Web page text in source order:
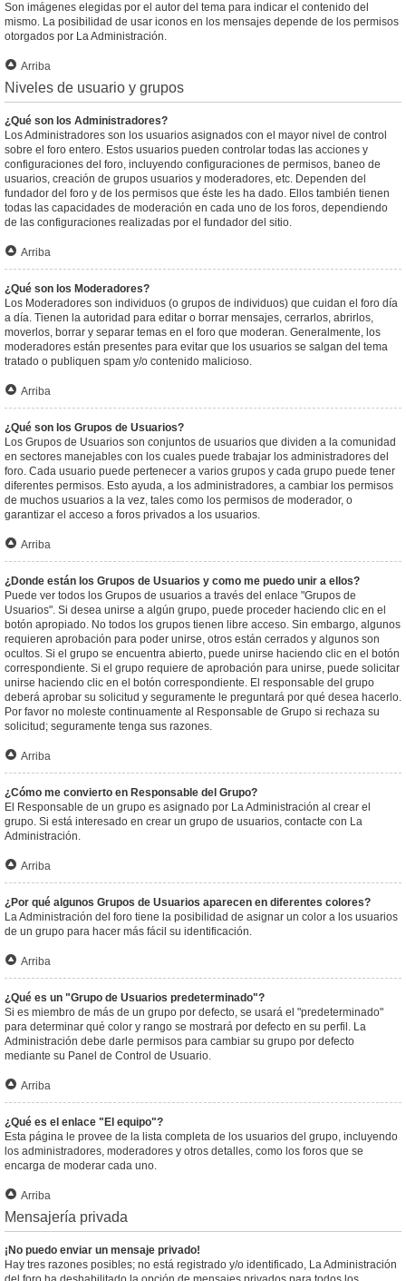
Son imágenes elegidas por el autor del tema para indicar el contenido del
mismo. La posibilidad de usar iconos en los mensajes depende de los permisos
otorgados por La Administración.
Arriba
Niveles de usuario y grupos
¿Qué son los Administradores?
Los Administradores son los usuarios asignados con el mayor nivel de control
sobre el foro entero. Estos usuarios pueden controlar todas las acciones y
configuraciones del foro, incluyendo configuraciones de permisos, baneo de
usuarios, creación de grupos usuarios y moderadores, etc. Dependen del
fundador del foro y de los permisos que éste les ha dado. Ellos también tienen
todas las capacidades de moderación en cada uno de los foros, dependiendo
de las configuraciones realizadas por el fundador del sitio.
Arriba
¿Qué son los Moderadores?
Los Moderadores son individuos (o grupos de individuos) que cuidan el foro día
a día. Tienen la autoridad para editar o borrar mensajes, cerrarlos, abrirlos,
moverlos, borrar y separar temas en el foro que moderan. Generalmente, los
moderadores están presentes para evitar que los usuarios se salgan del tema
tratado o publiquen spam y/o contenido malicioso.
Arriba
¿Qué son los Grupos de Usuarios?
Los Grupos de Usuarios son conjuntos de usuarios que dividen a la comunidad
en sectores manejables con los cuales puede trabajar los administradores del
foro. Cada usuario puede pertenecer a varios grupos y cada grupo puede tener
diferentes permisos. Esto ayuda, a los administradores, a cambiar los permisos
de muchos usuarios a la vez, tales como los permisos de moderador, o
garantizar el acceso a foros privados a los usuarios.
Arriba
¿Donde están los Grupos de Usuarios y como me puedo unir a ellos?
Puede ver todos los Grupos de usuarios a través del enlace "Grupos de
Usuarios". Si desea unirse a algún grupo, puede proceder haciendo clic en el
botón apropiado. No todos los grupos tienen libre acceso. Sin embargo, algunos
requieren aprobación para poder unirse, otros están cerrados y algunos son
ocultos. Si el grupo se encuentra abierto, puede unirse haciendo clic en el botón
correspondiente. Si el grupo requiere de aprobación para unirse, puede solicitar
unirse haciendo clic en el botón correspondiente. El responsable del grupo
deberá aprobar su solicitud y seguramente le preguntará por qué desea hacerlo.
Por favor no moleste continuamente al Responsable de Grupo si rechaza su
solicitud; seguramente tenga sus razones.
Arriba
¿Cómo me convierto en Responsable del Grupo?
El Responsable de un grupo es asignado por La Administración al crear el
grupo. Si está interesado en crear un grupo de usuarios, contacte con La
Administración.
Arriba
¿Por qué algunos Grupos de Usuarios aparecen en diferentes colores?
La Administración del foro tiene la posibilidad de asignar un color a los usuarios
de un grupo para hacer más fácil su identificación.
Arriba
¿Qué es un "Grupo de Usuarios predeterminado"?
Si es miembro de más de un grupo por defecto, se usará el "predeterminado"
para determinar qué color y rango se mostrará por defecto en su perfil. La
Administración debe darle permisos para cambiar su grupo por defecto
mediante su Panel de Control de Usuario.
Arriba
¿Qué es el enlace "El equipo"?
Esta página le provee de la lista completa de los usuarios del grupo, incluyendo
los administradores, moderadores y otros detalles, como los foros que se
encarga de moderar cada uno.
Arriba
Mensajería privada
¡No puedo enviar un mensaje privado!
Hay tres razones posibles; no está registrado y/o identificado, La Administración